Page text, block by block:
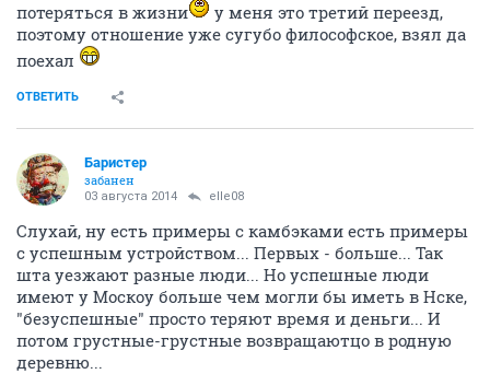
потеряться в жизни
у меня это третий переезд,
поэтому отношение уже сугубо философское, взял да
поехал
ОТВЕТИТЬ
Баристер
забанен
03 августа 2014 elle08
Слухай, ну есть примеры с камбэками есть примеры
с успешным устройством... Первых - больше... Так
шта уезжают разные люди... Но успешные люди
имеют у Москоу больше чем могли бы иметь в Нске,
"безуспешные" просто теряют время и деньги... И
потом грустные-грустные возвращаютцо в родную
деревню...